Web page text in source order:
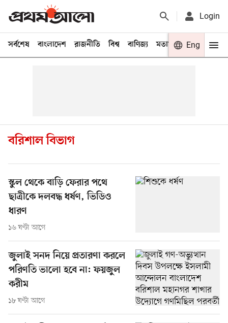
Login
সর্বশেষ বাংলাদেশ রাজনীতি বিশ্ব বাণিজ্য মতামত খেলা
Eng
বরিশাল বিভাগ
স্কুল থেকে বাড়ি ফেরার পথে
ছাত্রীকে দলবদ্ধ ধর্ষণ, ভিডিও
ধারণ
১৬ ঘণ্টা আগে
জুলাই সনদ নিয়ে প্রতারণা করলে
পরিণতি ভালো হবে না: ফয়জুল
করীম
১৮ ঘণ্টা আগে